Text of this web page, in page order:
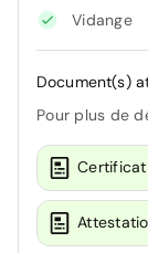
Vidange
Document(s)
Pour plus de